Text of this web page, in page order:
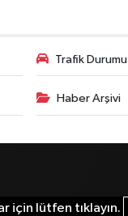
Trafik Durumu
Haber Arşivi
için lütfen tıklayın.